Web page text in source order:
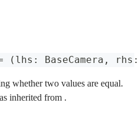
( lhs : BaseCamera , rhs :
whether two values are equal.
inherited from .